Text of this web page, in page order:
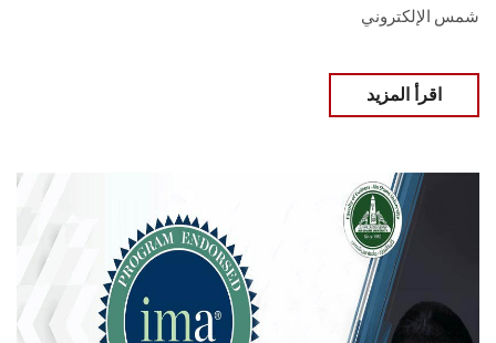
شمس الإلكتروني
اقرأ المزيد